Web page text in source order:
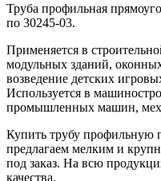
Труба профильная
по 30245-03.
Применяется в
модульных зданий,
возведение детских
Используется в
промышленных машин,
Купить трубу профильную
предлагаем мелким и
под заказ. На всю
качества.